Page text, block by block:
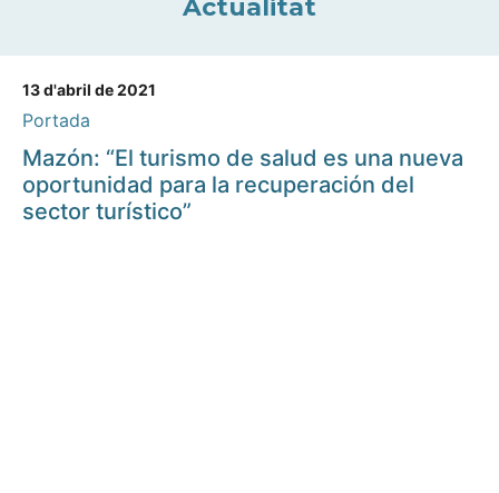
Actualitat
13 d'abril de 2021
Portada
Mazón: “El turismo de salud es una nueva
oportunidad para la recuperación del
sector turístico”